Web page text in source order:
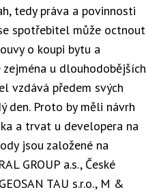
tedy práva a povinnosti
spotřebitel může octnout
o koupi bytu a
u dlouhodobějších
vzdává předem svých
den. Proto by měli návrh
a trvat u developera na
jsou založené na
GROUP a.s., České
TAU s.r.o., M &